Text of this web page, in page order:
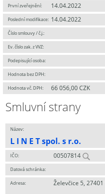
První zveřejnění: 14.04.2022
Poslední modifikace: 14.04.2022
Číslo smlouvy / č.j.:
Ev. číslo zak. z VVZ:
Podepisující osoba:
Hodnota bez DPH:
Hodnota vč. DPH: 66 056,00 CZK
Smluvní strany
Název:
L I N E T spol. s r.o.
IČO: 00507814
Datová schránka:
Adresa: Želevčice 5, 27401